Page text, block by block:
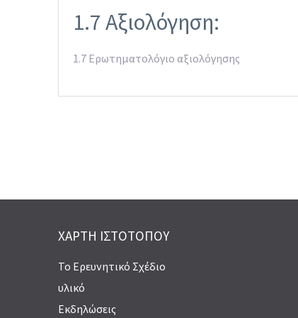
1.7 Αξιολόγηση:
1.7 Ερωτηματολόγιο αξιολόγησης
ΧΆΡΤΗ ΙΣΤΟΤΌΠΟΥ
Το Ερευνητικό Σχέδιο
υλικό
Εκδηλώσεις